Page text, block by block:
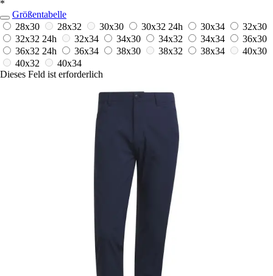
*
Größentabelle
28x30
28x32 30x30 30x32 24h 30x34
32x30
32x32 24h 32x34 34x30 34x32 34x34
36x30
36x32 24h 36x34 38x30 38x32 38x34
40x30
40x32
40x34
Dieses Feld ist erforderlich